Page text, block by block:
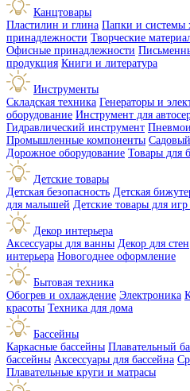
Канцтовары
Пластилин и глина Папки и системы
принадлежности Творческие
Офисные принадлежности
продукция Книги и литература
Инструменты
Складская техника Генераторы и
оборудование Инструмент для
Гидравлический инструмент
Промышленные компоненты
Дорожное оборудование Товары для
Детские товары
Детская безопасность Детская
для малышей Детские товары для
Декор интерьера
Аксессуары для ванны Декор для стен
интерьера Новогоднее оформление
Бытовая техника
Обогрев и охлаждение Электроника
красоты Техника для дома
Бассейны
Каркасные бассейны Плавательный
бассейны Аксессуары для бассейна
Плавательные круги и матрасы